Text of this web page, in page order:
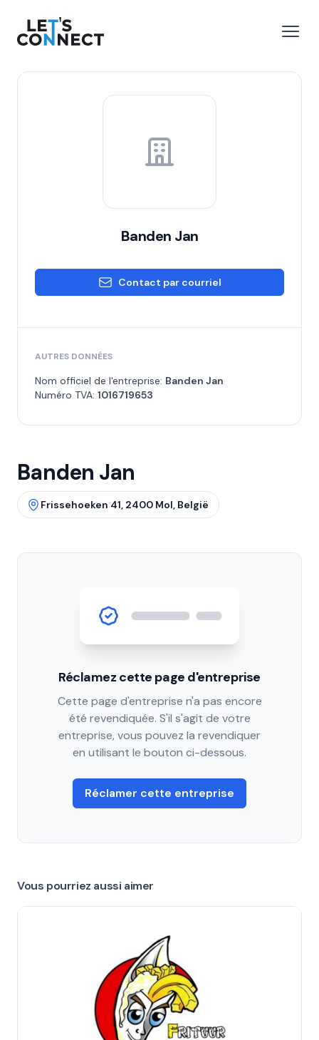
Let's Connect
le menu
Banden Jan
Contact par courriel
AUTRES DONNÉES
Nom officiel de l'entreprise: Banden Jan
Numéro TVA: 1016719653
Banden Jan
Frissehoeken 41, 2400 Mol, België
Réclamez cette page d'entreprise
Cette page d'entreprise n'a pas encore
été revendiquée. S'il s'agit de votre
entreprise, vous pouvez la revendiquer
en utilisant le bouton ci-dessous.
Réclamer cette entreprise
Vous pourriez aussi aimer